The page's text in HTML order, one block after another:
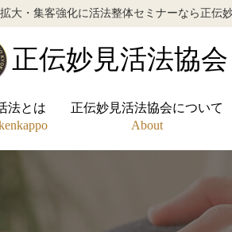
大・集客強化に活法整体セミナーなら正伝
正伝妙見活法協会
見活法協会
法とは
正伝妙見活法協会について
About